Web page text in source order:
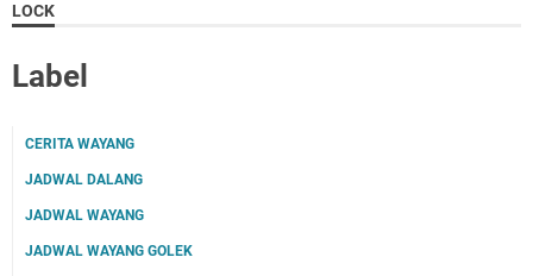
LOCK
Label
CERITA WAYANG
JADWAL DALANG
JADWAL WAYANG
JADWAL WAYANG GOLEK